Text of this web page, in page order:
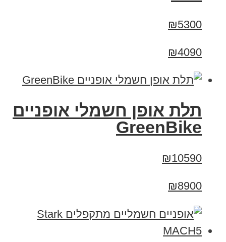
₪5300
₪4090
תלת אופן חשמלי אופניים
GreenBike
₪10590
₪8900